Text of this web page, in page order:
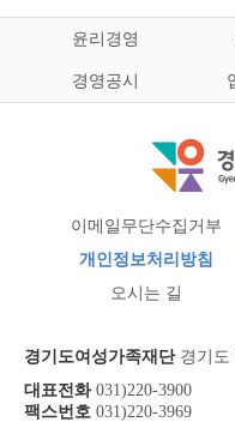
윤리경영
경영공시
이메일무단수집거부
개인정보처리방침
오시는 길
경기도여성가족재단경기도
대표전화031)220-3900
팩스번호 031)220-3969